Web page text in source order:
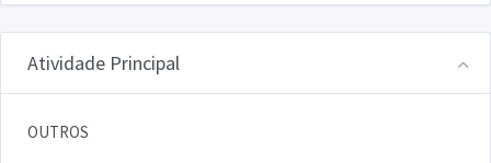
Atividade Principal
OUTROS